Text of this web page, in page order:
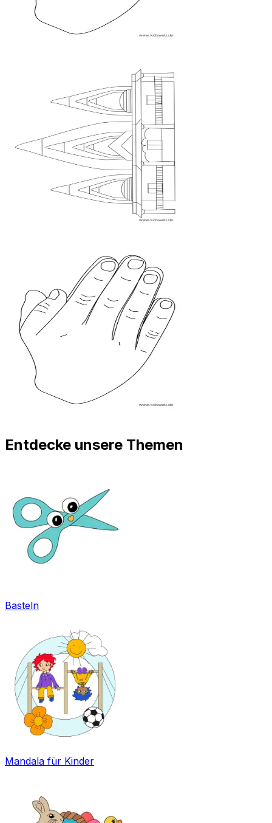
Entdecke unsere Themen
Basteln
Mandala für Kinder